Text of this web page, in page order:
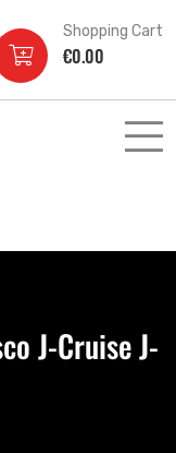
Shopping Cart
€0.00
J-Cruise J-